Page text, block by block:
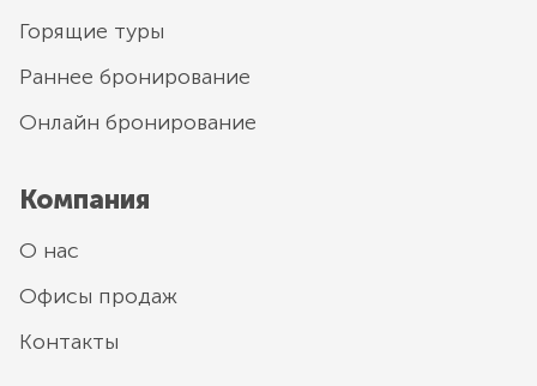
Горящие туры
Раннее бронирование
Онлайн бронирование
Компания
О нас
Офисы продаж
Контакты